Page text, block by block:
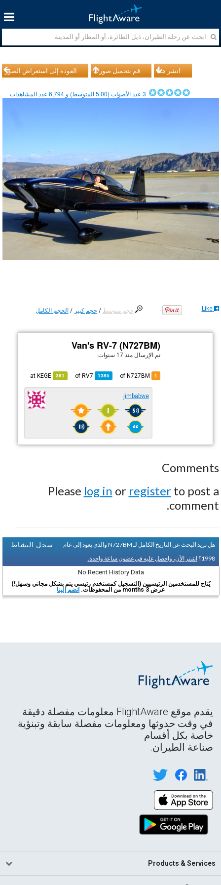
العودة إلى استعراض الصور قم بتحميل صورك انشر هذا
3عدد الأصوات (5.00المتوسط) و 6,794عدد المشاهدات
حجم متوسط /حجم كبير /الحجم الكامل Like
Van's RV-7 (N727BM)
تم الإرسال منذ 17 سنوات
1
1385
RV7
361
KEGE
jimbabwe
Comments
Please log in or registerto post a
comment.
سجل النشاط
هل تريد البحث عن التاريخ الكامل لـ N727BM والذي يعود إلى عام
1998؟ اشتر الآن، واحصل عليه في غضون ساعة واحدة.
No Recent History Data
يُتاح للمستخدمين الرئيسيين (التسجيل كمستخدم رئيسي يتم بشكل مجاني وسهل!)
عرض 3 months من المحفوظات.
انضم إلينا
يقدم موقع FlightAware معلومات مفصلة دقيقة
في وقت حدوثها ومعلومات مفصلة سابقة وتبنؤية
خاصة بكل أقسام
صناعة الطيران.
Products & Services